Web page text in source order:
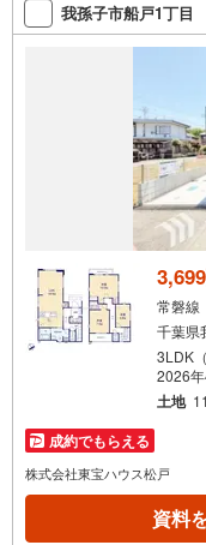
我孫子市船戸1丁目
常磐線
千葉県
3LDK
2026年
土地
成約でもらえる
株式会社東宝ハウス松戸
資料